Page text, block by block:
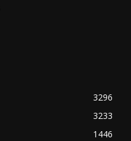
3296
3233
1446